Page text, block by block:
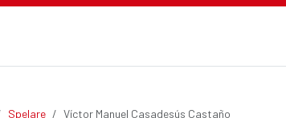
Spelare Víctor Manuel Casadesús Castaño